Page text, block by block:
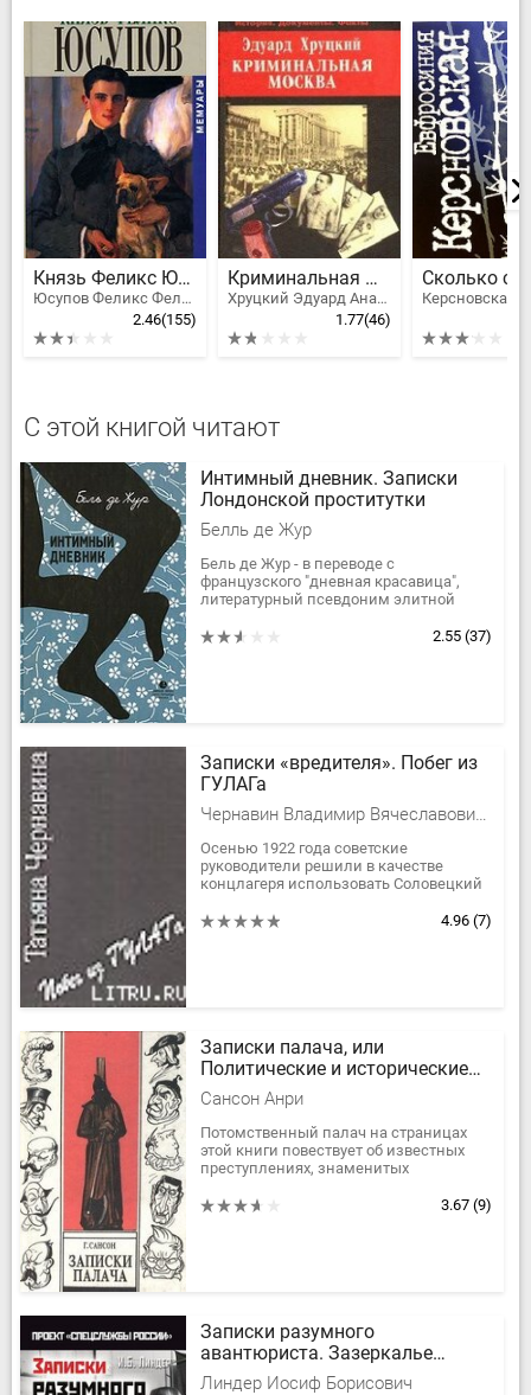
Князь Феликс Юсупов. Мемуары
Юсупов Феликс Феликсович, Князь Феликс Юсупов
2.46(155)
Криминальная Москва
Хруцкий Эдуард Анатольевич
1.77(46)
С этой книгой читают
Интимный дневник. Записки
Лондонской проститутки
Белль де Жур
Бель де Жур - в переводе с
французского "дневная красавица",
литературный псевдоним элитной
вызвал бурю эмоций у читателей и
2.55 (37)
Записки «вредителя». Побег из
ГУЛАГа
Чернавин Владимир Вячеславович, Чернавина Татьяна Васильевна
Осенью 1922 года советские
руководители решили в качестве
концлагеря использовать Соловецкий
пересылка, в которую зимой
4.96 (7)
Записки палача, или
Политические и исторические
тайны Франции, книга 2
Сансон Анри
Потомственный палач на страницах
этой книги повествует об известных
преступлениях, знаменитых
казни, методах истязания и пыток....
3.67 (9)
Записки разумного
авантюриста. Зазеркалье
спецслужб
Линдер Иосиф Борисович